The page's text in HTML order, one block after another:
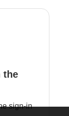
the
sign-in